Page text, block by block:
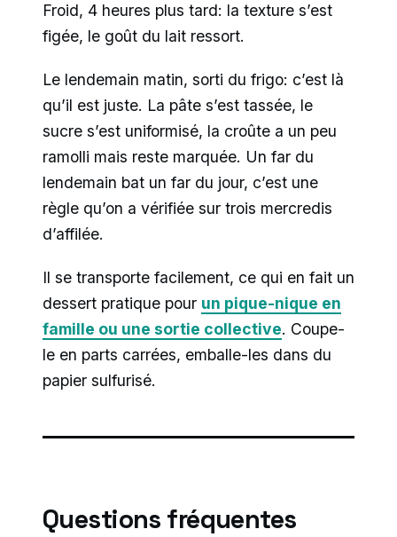
Froid, 4 heures plus tard: la texture s’est
figée, le goût du lait ressort.
Le lendemain matin, sorti du frigo: c’est là
qu’il est juste. La pâte s’est tassée, le
sucre s’est uniformisé, la croûte a un peu
ramolli mais reste marquée. Un far du
lendemain bat un far du jour, c’est une
règle qu’on a vérifiée sur trois mercredis
d’affilée.
Il se transporte facilement, ce qui en fait un
dessert pratique pour un pique-nique en
famille ou une sortie collective. Coupe-
le en parts carrées, emballe-les dans du
papier sulfurisé.
Questions fréquentes